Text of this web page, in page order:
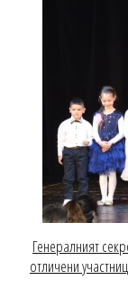
Генералният
отличени